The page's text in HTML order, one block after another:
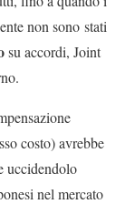
non sono stati
su accordi, Joint
costo) avrebbe
uccidendolo
nel mercato